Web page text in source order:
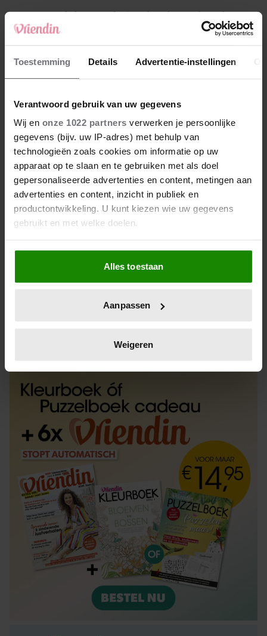
Toestemming Details Advertentie-instellingen
Verantwoord gebruik van uw gegevens
Wij en onze 1022 partners verwerken je persoonlijke
gegevens (bijv. uw IP-adres) met behulp van
technologieën zoals cookies om informatie op uw
apparaat op te slaan en te gebruiken met als doel
gepersonaliseerde advertenties en content, metingen aan
advertenties en content, inzicht in publiek en
productontwikkeling. U kunt kiezen wie uw gegevens
gebruikt en met welke doelen.
Als u het toestaat, willen we ook graag:
Informatie verzamelen over uw geografische
locatie, die tot een paar meter nauwkeurig kan zijn
scannen op specifieke eigenschappen (fingerprinting)
verwerkt en stel uw voorkeuren in het
intrekken in de Cookieverklaring.
We gebruiken cookies om content en advertenties te
personaliseren, om functies voor social media te bieden
en om ons websiteverkeer te analyseren. Ook delen we
informatie over uw gebruik van onze site met onze
partners voor social media, adverteren en analyse. Deze
partners kunnen deze gegevens combineren met andere
informatie die u aan ze heeft verstrekt of die ze hebben
verzameld op basis van uw gebruik van hun services. U
gaat akkoord met onze cookies als u onze website blijft
gebruiken.
Alles toestaan
Aanpassen
Weigeren
4 Makelaar Mandy: ‘Een bericht van de BN’er.
Een foto. Mijn lijf reageert’
5 Makelaar Mandy: ‘Vrijdagavond belde Bart.
Hij sprak eng kalm’
Nieuw